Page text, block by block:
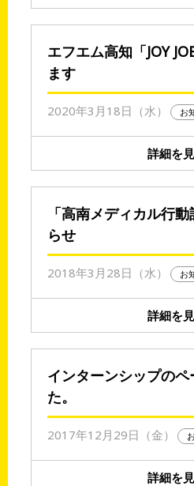
エフエム高知「JOY
ます
2020年3月18日（水） お
詳細を
「高南メディカル行
らせ
2018年3月28日（水） お
詳細を
インターンシップの
た。
2017年12月29日（金）
詳細を